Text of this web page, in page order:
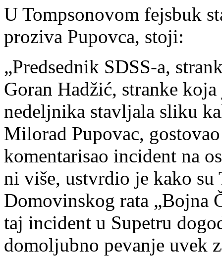
U Tompsonovom fejsbuk
proziva Pupovca, stoji:
„Predsednik SDSS-a,
Goran Hadžić, stranke
nedeljnika stavljala sliku
Milorad Pupovac,
komentarisao incident na
ni više, ustvrdio je kako su
Domovinskog rata „Bojna
taj incident u Supetru
domoljubno pevanje uvek